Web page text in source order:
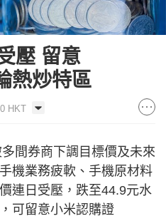
壓 留意
熱炒特區
HKT
券商下調目標價及未來
機業務疲軟、手機原材料
連日受壓，跌至44.9元水
可留意小米認購證